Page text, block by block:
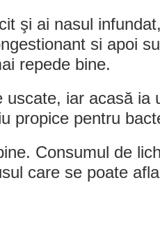
şi ai nasul
si apoi
repede bine.
uscate, iar acasă ia
propice pentru
Consumul de
care se poate